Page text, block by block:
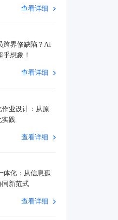
查看详细
跨界修缺陷？AI
乎想象！
查看详细
作业设计：从原
实践
查看详细
体化：从信息孤
同新范式
查看详细